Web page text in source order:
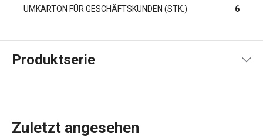
UMKARTON FÜR GESCHÄFTSKUNDEN (STK.) 6
Produktserie
Zuletzt angesehen